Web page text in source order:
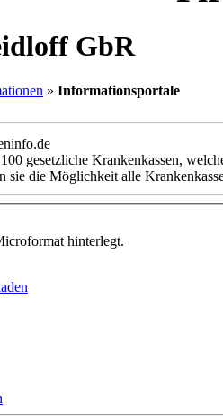
GbR
» Informationsportale
gesetzliche Krankenkassen,
sie die Möglichkeit alle
hinterlegt.